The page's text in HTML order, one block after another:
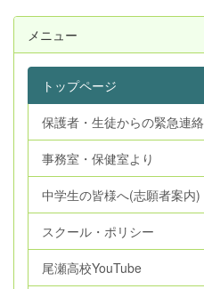
メニュー
トップページ
保護者・生徒からの緊急連絡
事務室・保健室より
中学生の皆様へ(志願者案内)
スクール・ポリシー
尾瀬高校YouTube